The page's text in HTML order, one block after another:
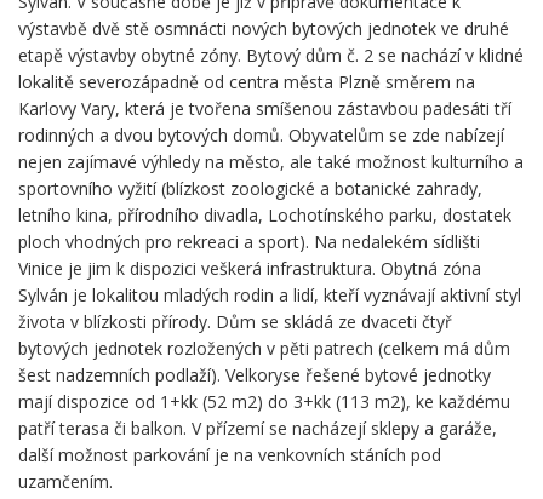
výstavbě dvě stě osmnácti nových bytových jednotek ve druhé
etapě výstavby obytné zóny. Bytový dům č. 2 se nachází v klidné
lokalitě severozápadně od centra města Plzně směrem na
Karlovy Vary, která je tvořena smíšenou zástavbou padesáti tří
rodinných a dvou bytových domů. Obyvatelům se zde nabízejí
nejen zajímavé výhledy na město, ale také možnost kulturního a
sportovního vyžití (blízkost zoologické a botanické zahrady,
letního kina, přírodního divadla, Lochotínského parku, dostatek
ploch vhodných pro rekreaci a sport). Na nedalekém sídlišti
Vinice je jim k dispozici veškerá infrastruktura. Obytná zóna
Sylván je lokalitou mladých rodin a lidí, kteří vyznávají aktivní styl
života v blízkosti přírody. Dům se skládá ze dvaceti čtyř
bytových jednotek rozložených v pěti patrech (celkem má dům
šest nadzemních podlaží). Velkoryse řešené bytové jednotky
mají dispozice od 1+kk (52 m2) do 3+kk (113 m2), ke každému
patří terasa či balkon. V přízemí se nacházejí sklepy a garáže,
další možnost parkování je na venkovních stáních pod
uzamčením.